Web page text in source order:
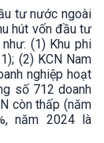
tư nước ngoài
hút vốn đầu tư
(1) Khu phi
(2) KCN Nam
nghiệp hoạt
số 712 doanh
còn thấp (năm
năm 2024 là